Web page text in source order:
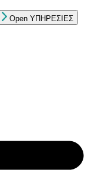
Open ΥΠΗΡΕΣΙΕΣ